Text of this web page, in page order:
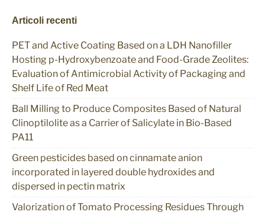
Articoli recenti
PET and Active Coating Based on a LDH Nanofiller
Hosting p-Hydroxybenzoate and Food-Grade Zeolites:
Evaluation of Antimicrobial Activity of Packaging and
Shelf Life of Red Meat
Ball Milling to Produce Composites Based of Natural
Clinoptilolite as a Carrier of Salicylate in Bio-Based
PA11
Green pesticides based on cinnamate anion
incorporated in layered double hydroxides and
dispersed in pectin matrix
Valorization of Tomato Processing Residues Through